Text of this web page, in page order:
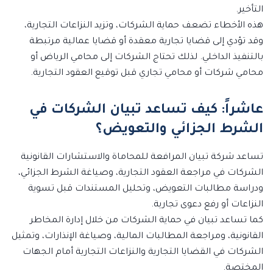
التأخير.
هذه الأخطاء تضعف حماية الشركات، وتزيد النزاعات التجارية،
وقد تؤدي إلى قضايا تجارية معقدة أو قضايا عمالية مرتبطة
بالتنفيذ الداخلي. لذلك تحتاج الشركات إلى محامي الرياض أو
محامي شركات أو محامي تجاري قبل توقيع العقود التجارية.
عاشراً: كيف تساعد تبيان الشركات في
الشرط الجزائي والتعويض؟
تساعد شركة تبيان المرافعة للمحاماة والاستشارات القانونية
الشركات في مراجعة العقود التجارية، وصياغة الشرط الجزائي،
ودراسة مطالبات التعويض، وتحليل المستندات قبل تسوية
النزاعات أو رفع دعوى تجارية.
كما تساعد تبيان في حماية الشركات من خلال إدارة المخاطر
القانونية، ومراجعة المطالبات المالية، وصياغة الإنذارات، وتمثيل
الشركات في القضايا التجارية والنزاعات التجارية أمام الجهات
المختصة.